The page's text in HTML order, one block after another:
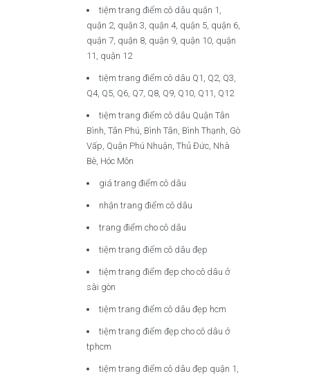
tiệm trang điểm cô dâu quận 1,
quận 2, quận 3, quận 4, quận 5, quận 6,
quận 7, quận 8, quận 9, quận 10, quận
11, quận 12
tiệm trang điểm cô dâu Q1, Q2, Q3,
Q4, Q5, Q6, Q7, Q8, Q9, Q10, Q11, Q12
tiệm trang điểm cô dâu Quận Tân
Bình, Tân Phú, Bình Tân, Bình Thạnh, Gò
Vấp, Quận Phú Nhuận, Thủ Đức, Nhà
Bè, Hóc Môn
giá trang điểm cô dâu
nhận trang điểm cô dâu
trang điểm cho cô dâu
tiệm trang điểm cô dâu đẹp
tiệm trang điểm đẹp cho cô dâu ở
sài gòn
tiệm trang điểm cô dâu đẹp hcm
tiệm trang điểm đẹp cho cô dâu ở
tphcm
tiệm trang điểm cô dâu đẹp quận 1,